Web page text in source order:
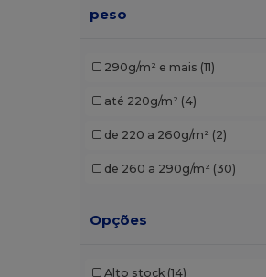
Pen Duick
TH Clothes
peso
290g/m² e mais (11)
até 220g/m² (4)
de 220 a 260g/m² (2)
de 260 a 290g/m² (30)
Opções
Alto stock (14)